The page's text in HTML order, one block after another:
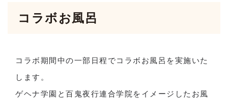
コラボお風呂
コラボ期間中の一部日程でコラボお風呂を実施いた
します。
ゲヘナ学園と百鬼夜行連合学院をイメージしたお風